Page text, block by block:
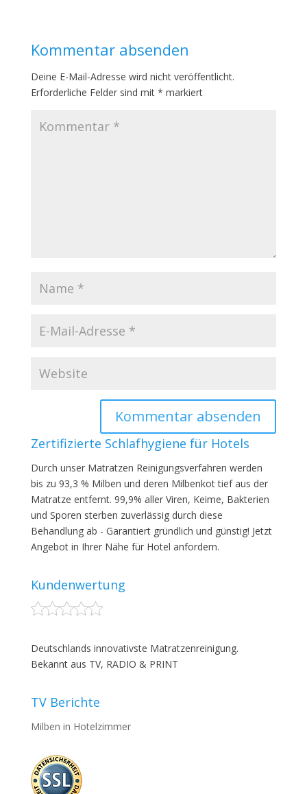
Kommentar absenden
Deine E-Mail-Adresse wird nicht veröffentlicht.
Erforderliche Felder sind mit * markiert
Zertifizierte Schlafhygiene für Hotels
Durch unser Matratzen Reinigungsverfahren werden
bis zu 93,3 % Milben und deren Milbenkot tief aus der
Matratze entfernt. 99,9% aller Viren, Keime, Bakterien
und Sporen sterben zuverlässig durch diese
Behandlung ab - Garantiert gründlich und günstig! Jetzt
Angebot in Ihrer Nähe für Hotel anfordern.
Kundenwertung
Deutschlands innovativste Matratzenreinigung.
Bekannt aus TV, RADIO & PRINT
TV Berichte
Milben in Hotelzimmer